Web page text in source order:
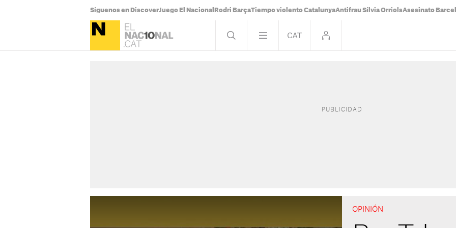
Síguenos en DiscoverJuego El Nacional Rodri BarçaTiempo violento CatalunyaAntifrau Sílvia OrriolsAsesinato
OPINIÓN